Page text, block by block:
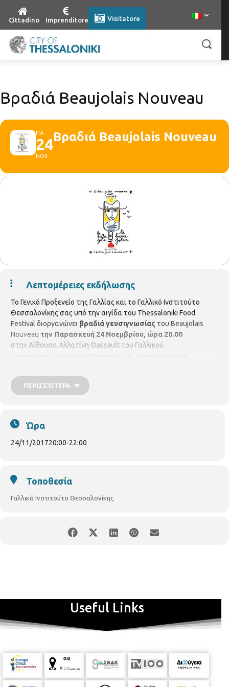
Cittadino Imprenditore Visitatore
Βραδιά Beaujolais Nouveau
ΠΑ
24
ΝΟΕ
Βραδιά Beaujolais Nouveau
Λεπτομέρειες εκδήλωσης
Το Γενικό Προξενείο της Γαλλίας και το Γαλλικό Ινστιτούτο
Θεσσαλονίκης σας υπό την αιγίδα του Thessaloniki Food
Festival διοργανώνει βραδιά γευσιγνωσίας του Beaujolais
Nouveau την Παρασκευή 24 Νοεμβρίου, ώρα 20.00
στηνΑίθουσα Αλλατίνη-Dassault του Γαλλικού
του κρασιού και η άφιξη της νέας σοδειάς του Beaujolais
αποτελεί πλέον μια από τις πιο γνωστές γαλλικές παραδόσεις
στηρίξουμε τη δράση του Γαλλικού Συλλόγου Αλληλοβοήθειας
(παράρτημα Θεσσαλονίκης) που βοηθά Γάλλους πολίτες που
ζουν στην Ελλάδα, απομονωμένοι, ευάλωτοι ή στερούμενοι
βασικών αγαθών. Μπορείτε να φέρετε τρόφιμα, κατά
προσέλευσης.
ΠΕΡΙΣΣΌΤΕΡΑ
Ώρα
24/11/201720:00-22:00
Τοποθεσία
Γαλλικό Ινστιτούτο Θεσσαλονίκης
Useful Links